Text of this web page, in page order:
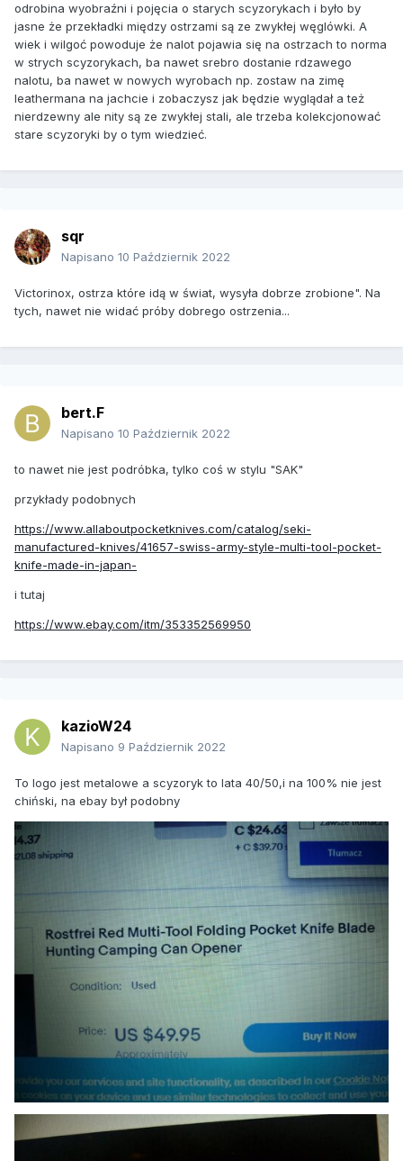
odrobina wyobraźni i pojęcia o starych scyzorykach i było by
jasne że przekładki między ostrzami są ze zwykłej węglówki. A
wiek i wilgoć powoduje że nalot pojawia się na ostrzach to norma
w strych scyzorykach, ba nawet srebro dostanie rdzawego
nalotu, ba nawet w nowych wyrobach np. zostaw na zimę
leathermana na jachcie i zobaczysz jak będzie wyglądał a też
nierdzewny ale nity są ze zwykłej stali, ale trzeba kolekcjonować
stare scyzoryki by o tym wiedzieć.
sqr
Napisano 10 Październik 2022
Victorinox, ostrza które idą w świat, wysyła dobrze zrobione". Na
tych, nawet nie widać próby dobrego ostrzenia...
bert.F
Napisano 10 Październik 2022
to nawet nie jest podróbka, tylko coś w stylu "SAK"
przykłady podobnych
https://www.allaboutpocketknives.com/catalog/seki-
manufactured-knives/41657-swiss-army-style-multi-tool-pocket-
knife-made-in-japan-
i tutaj
https://www.ebay.com/itm/353352569950
kazioW24
Napisano 9 Październik 2022
To logo jest metalowe a scyzoryk to lata 40/50,i na 100% nie jest
chiński, na ebay był podobny